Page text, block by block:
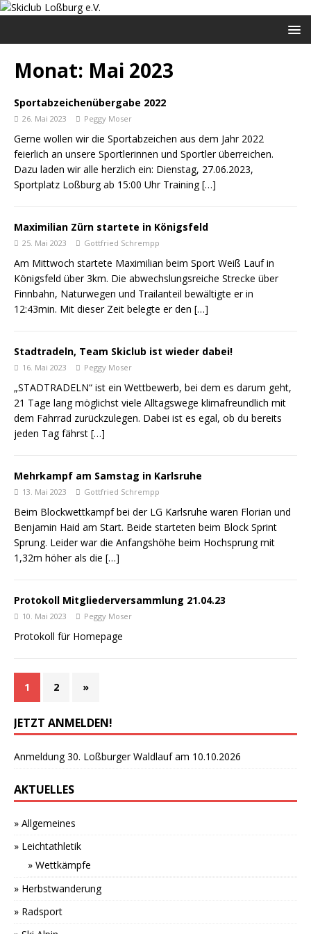
Monat: Mai 2023
Sportabzeichenübergabe 2022
26. Mai 2023 Peggy Moser
Gerne wollen wir die Sportabzeichen aus dem Jahr 2022
feierlich an unsere Sportlerinnen und Sportler überreichen.
Dazu laden wir alle herzlich ein: Dienstag, 27.06.2023,
Sportplatz Loßburg ab 15:00 Uhr Training[…]
Maximilian Zürn startete in Königsfeld
25. Mai 2023 Gottfried Schrempp
Am Mittwoch startete Maximilian beim Sport Weiß Lauf in
Königsfeld über 3km. Die abwechslungsreiche Strecke über
Finnbahn, Naturwegen und Trailanteil bewältigte er in
12:43min. Mit dieser Zeit belegte er den […]
Stadtradeln, Team Skiclub ist wieder dabei!
16. Mai 2023 Peggy Moser
„STADTRADELN“ ist ein Wettbewerb, bei dem es darum geht,
21 Tage lang möglichst viele Alltagswege klimafreundlich mit
dem Fahrrad zurückzulegen. Dabei ist es egal, ob du bereits
jeden Tag fährst […]
Mehrkampf am Samstag in Karlsruhe
13. Mai 2023 Gottfried Schrempp
Beim Blockwettkampf bei der LG Karlsruhe waren Florian und
Benjamin Haid am Start. Beide starteten beim Block Sprint
Sprung. Leider war die Anfangshöhe beim Hochsprung mit
1,32m höher als die […]
Protokoll Mitgliederversammlung 21.04.23
10. Mai 2023 Peggy Moser
Protokoll für Homepage
1 2 »
JETZT ANMELDEN!
Anmeldung 30. Loßburger Waldlauf am 10.10.2026
AKTUELLES
» Allgemeines
» Leichtathletik
» Wettkämpfe
» Herbstwanderung
» Radsport